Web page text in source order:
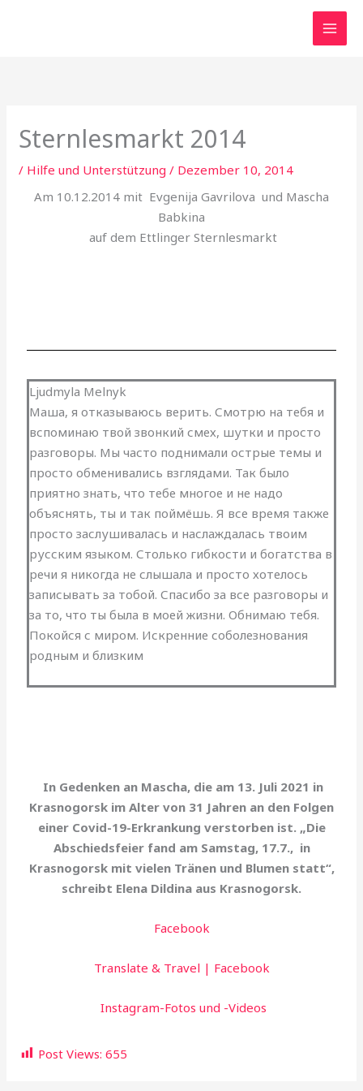
Sternlesmarkt 2014
/ Hilfe und Unterstützung / Dezember 10, 2014
Am 10.12.2014 mit Evgenija Gavrilova und Mascha
Babkina
auf dem Ettlinger Sternlesmarkt
Ljudmyla Melnyk
Маша, я отказываюсь верить. Смотрю на тебя и
вспоминаю твой звонкий смех, шутки и просто
разговоры. Мы часто поднимали острые темы и
просто обменивались взглядами. Так было
приятно знать, что тебе многое и не надо
объяснять, ты и так поймёшь. Я все время также
просто заслушивалась и наслаждалась твоим
русским языком. Столько гибкости и богатства в
речи я никогда не слышала и просто хотелось
записывать за тобой. Спасибо за все разговоры и
за то, что ты была в моей жизни. Обнимаю тебя.
Покойся с миром. Искренние соболезнования
родным и близким
In Gedenken an Mascha, die am 13. Juli 2021 in
Krasnogorsk im Alter von 31 Jahren an den Folgen
einer Covid-19-Erkrankung verstorben ist. „Die
Abschiedsfeier fand am Samstag, 17.7., in
Krasnogorsk mit vielen Tränen und Blumen statt“,
schreibt Elena Dildina aus Krasnogorsk.
Facebook
Translate & Travel | Facebook
Instagram-Fotos und -Videos
Post Views: 655